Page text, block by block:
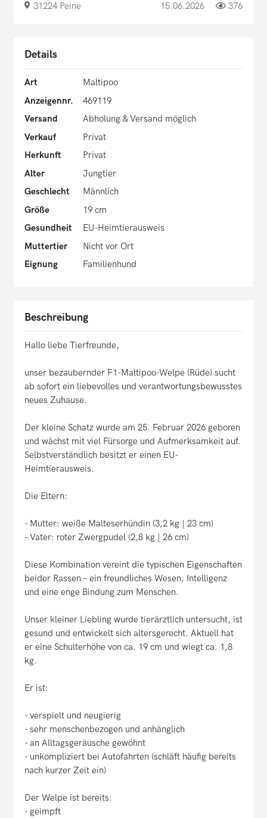
31224 Peine 15.06.2026 376
Details
Art
Maltipoo
Anzeigennr.
469119
Versand
Abholung & Versand möglich
Verkauf
Privat
Herkunft
Privat
Alter
Jungtier
Geschlecht
Männlich
Größe
19 cm
Gesundheit
EU-Heimtierausweis
Muttertier
Nicht vor Ort
Eignung
Familienhund
Beschreibung
Hallo liebe Tierfreunde,
unser bezaubernder F1-Maltipoo-Welpe (Rüde) sucht
ab sofort ein liebevolles und verantwortungsbewusstes
neues Zuhause.
Der kleine Schatz wurde am 25. Februar 2026 geboren
und wächst mit viel Fürsorge und Aufmerksamkeit auf.
Selbstverständlich besitzt er einen EU-
Heimtierausweis.
Die Eltern:
- Mutter: weiße Malteserhündin (3,2 kg | 23 cm)
- Vater: roter Zwergpudel (2,8 kg | 26 cm)
Diese Kombination vereint die typischen Eigenschaften
beider Rassen – ein freundliches Wesen, Intelligenz
und eine enge Bindung zum Menschen.
Unser kleiner Liebling wurde tierärztlich untersucht, ist
gesund und entwickelt sich altersgerecht. Aktuell hat
er eine Schulterhöhe von ca. 19 cm und wiegt ca. 1,8
kg.
Er ist:
- verspielt und neugierig
- sehr menschenbezogen und anhänglich
- an Alltagsgeräusche gewöhnt
- unkompliziert bei Autofahrten (schläft häufig bereits
nach kurzer Zeit ein)
Der Welpe ist bereits:
- geimpft